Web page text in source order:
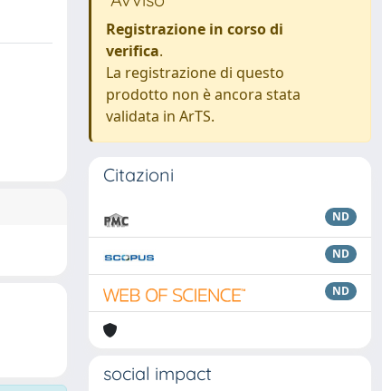
Registrazione in corso di
verifica.
La registrazione di questo
prodotto non è ancora stata
validata in ArTS.
Citazioni
ND
ND
ND
social impact